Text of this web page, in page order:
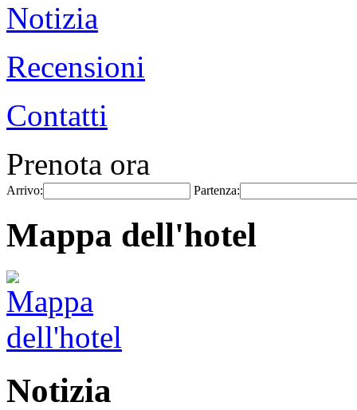
Notizia
Recensioni
Contatti
Prenota ora
Arrivo: Partenza:
Mappa dell'hotel
Notizia